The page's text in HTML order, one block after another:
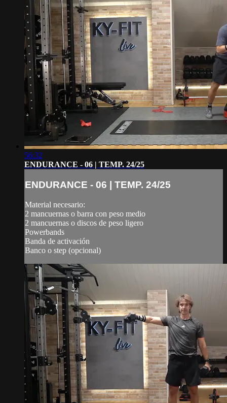
56:32
ENDURANCE - 06 | TEMP. 24/25
ENDURANCE - 06 | TEMP. 24/25
Material necesario:
2 mancuernas o barra con peso medio
2 mancuernas o discos de peso ligero
Powerbands
Banda de activación
Banco o step (opcional)